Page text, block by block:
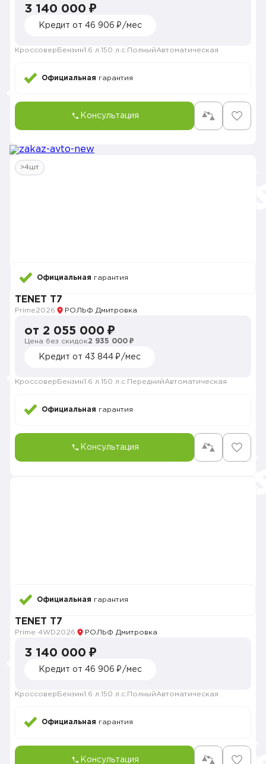
3 140 000 ₽
Кредит от 46 906 ₽/мес
Кроссовер Бензин1.6 л. 150 л.с. ПолныйАвтоматическая
Официальная гарантия
Консультация
>4шт
Официальная гарантия
TENET T7
Prime2026 РОЛЬФ Дмитровка
от 2 055 000 ₽
Цена без скидок2 935 000 ₽
Кредит от 43 844 ₽/мес
Кроссовер Бензин1.6 л. 150 л.с. ПереднийАвтоматическая
Официальная гарантия
Консультация
Официальная гарантия
TENET T7
Prime 4WD2026 РОЛЬФ Дмитровка
3 140 000 ₽
Кредит от 46 906 ₽/мес
Кроссовер Бензин1.6 л. 150 л.с. ПолныйАвтоматическая
Официальная гарантия
Консультация